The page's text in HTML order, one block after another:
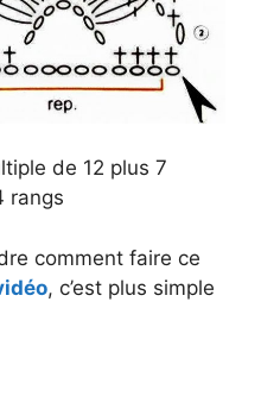
de 12 plus 7
rangs
comment faire ce
, c’est plus simple